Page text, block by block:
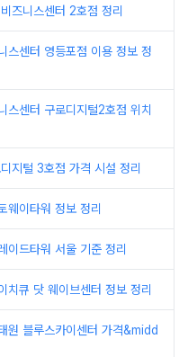
즈니스센터 2호점 정리
스센터 영등포점 이용 정보 정
센터 구로디지털2호점 위치
지털 3호점 가격 시설 정리
웨이타워 정보 정리
이드타워 서울 기준 정리
치큐 닷 웨이브센터 정보 정리
원 블루스카이센터 가격&midd